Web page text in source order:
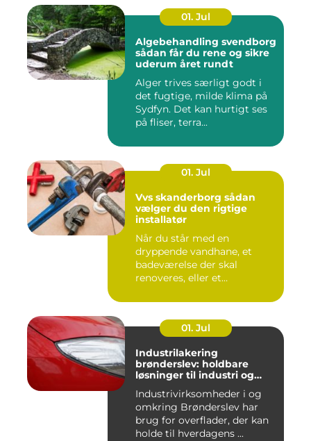
01. Jul
Algebehandling svendborg
sådan får du rene og sikre
uderum året rundt
Alger trives særligt godt i
det fugtige, milde klima på
Sydfyn. Det kan hurtigt ses
på fliser, terra...
01. Jul
Vvs skanderborg sådan
vælger du den rigtige
installatør
Når du står med en
dryppende vandhane, et
badeværelse der skal
renoveres, eller et
01. Jul
Industrilakering
brønderslev: holdbare
løsninger til industri og
Industrivirksomheder i og
omkring Brønderslev har
brug for overflader, der kan
holde til hverdagens ...